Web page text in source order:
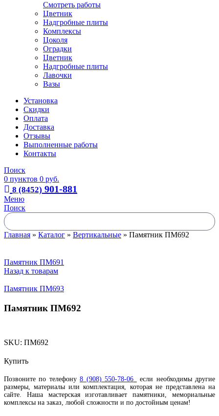
Смотреть работы
Цветник
Надгробные плиты
Комплексы
Цоколя
Оградки
Цветник
Надгробные плиты
Лавочки
Вазы
Установка
Скидки
Оплата
Доставка
Отзывы
Выполненные работы
Контакты
Поиск
0 пунктов 0 руб.
8 (8452) 901-881
Меню
Поиск
Главная » Каталог » Вертикальные » Памятник ПМ692
Памятник ПМ691
Назад к товарам
Памятник ПМ693
Памятник ПМ692
SKU: ПМ692
Купить
Позвоните по телефону8 (908) 550-78-06
если необходимы другие
размеры, материалы или комплектация, которая не представлена на
сайте. Наша мастерская изготавливает памятники, мемориальные
комплексы на заказ, любой сложности и по достойным ценам!